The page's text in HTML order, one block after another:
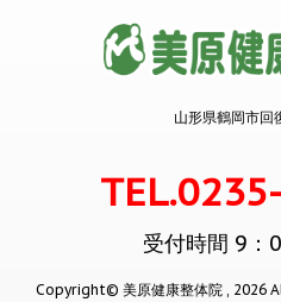
山形県鶴岡市回
受付時間 9：
Copyright© 美原健康整体院 , 2026